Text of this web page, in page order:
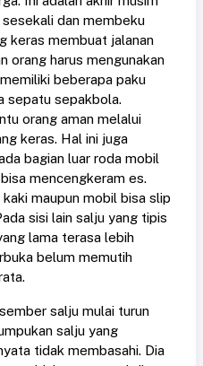
sesekali dan membeku
keras membuat jalanan
orang harus mengunakan
beberapa paku
sepatu sepakbola.
orang aman melalui
keras. Hal ini juga
bagian luar roda mobil
mencengkeram es.
maupun mobil bisa slip
sisi lain salju yang tipis
lama terasa lebih
belum memutih
salju mulai turun
salju yang
tidak membasahi. Dia